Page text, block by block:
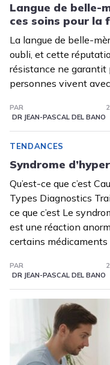
Langue de belle-
ces soins pour la
La langue de belle-
oubli, et cette
résistance ne garantit
personnes vivent
PAR
DR JEAN-PASCAL DEL BANO
TENDANCES
Syndrome
Qu’est-ce que c’est
Types Diagnostics
ce que c’est Le
est une réaction
certains médicaments
PAR
DR JEAN-PASCAL DEL BANO